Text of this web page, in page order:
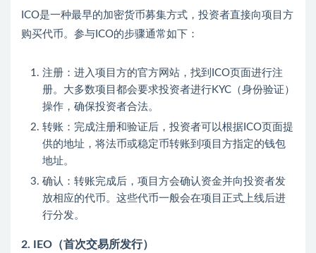
ICO是一种最早的加密货币募集方式，投资者直接向项目方
购买代币。参与ICO的步骤通常如下：
注册：进入项目方的官方网站，找到ICO页面进行注
册。大多数项目都会要求投资者进行KYC（身份验证）
操作，确保投资者合法。
转账：完成注册和验证后，投资者可以根据ICO页面提
供的地址，将法币或稳定币转账到项目方指定的钱包
地址。
确认：转账完成后，项目方会确认资金并向投资者发
放相应的代币。这些代币一般会在项目正式上线后进
行分发。
2. IEO（首次交易所发行）